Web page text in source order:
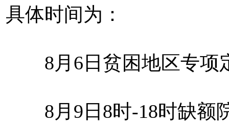
具体时间为：
8月6日贫困地区专项
8月9日8时-18时缺额